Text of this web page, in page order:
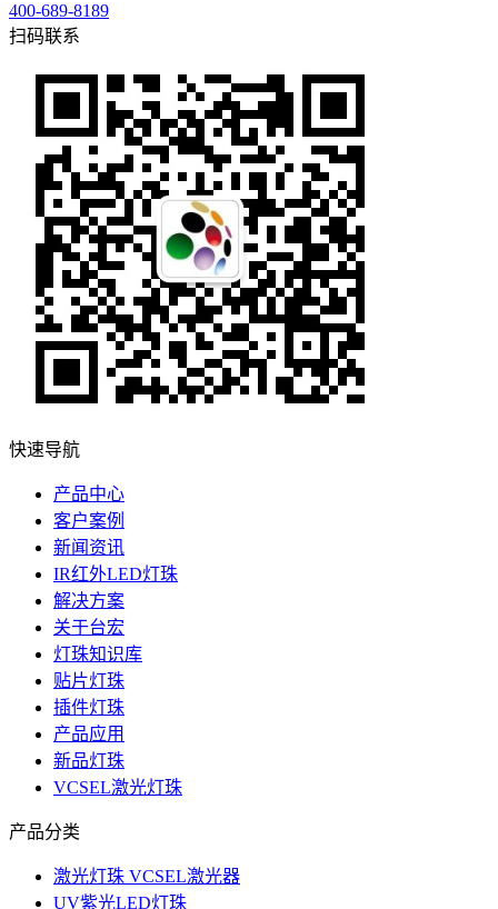
400-689-8189
扫码联系
快速导航
产品中心
客户案例
新闻资讯
IR红外LED灯珠
解决方案
关于台宏
灯珠知识库
贴片灯珠
插件灯珠
产品应用
新品灯珠
VCSEL激光灯珠
产品分类
激光灯珠 VCSEL激光器
UV紫光LED灯珠